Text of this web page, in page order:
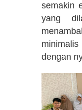
semakin
yang
dengan